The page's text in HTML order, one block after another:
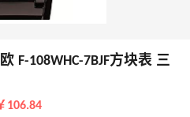
F-108WHC-7BJF方块表 三
106.84